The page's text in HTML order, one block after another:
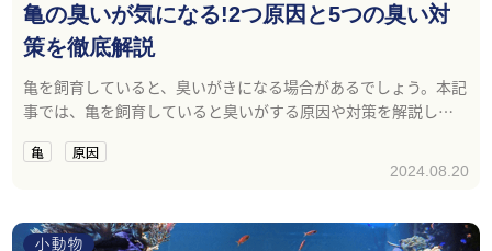
亀の臭いが気になる!2つ原因と5つの臭い対
策を徹底解説
亀を飼育していると、臭いがきになる場合があるでしょう。本記
事では、亀を飼育していると臭いがする原因や対策を解説しま
亀 原因
2024.08.20
小動物